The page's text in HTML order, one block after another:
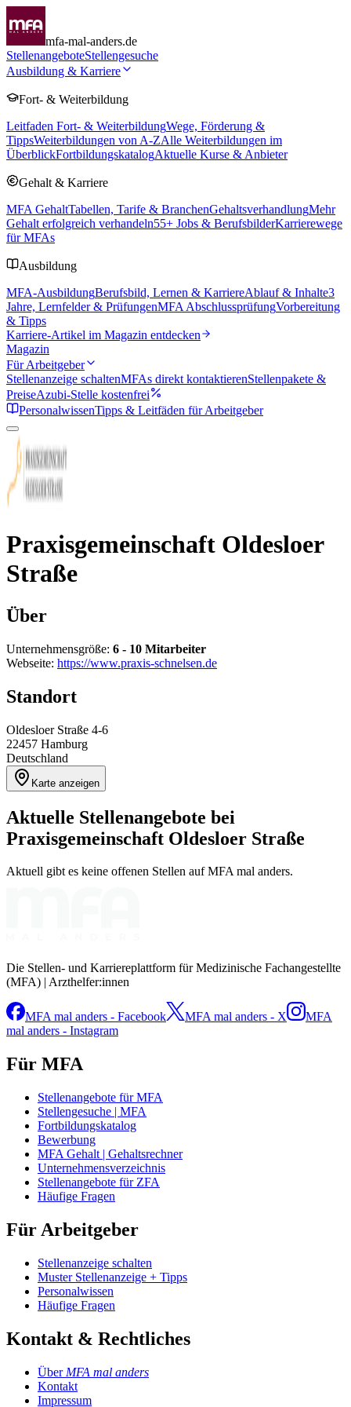
mfa-mal-anders.de
StellenangeboteStellengesuche
Ausbildung & Karriere
Fort- & Weiterbildung
Leitfaden Fort- & WeiterbildungWege, Förderung &
TippsWeiterbildungen von A-ZAlle Weiterbildungen im
ÜberblickFortbildungskatalogAktuelle Kurse & Anbieter
Gehalt & Karriere
MFA GehaltTabellen, Tarife & BranchenGehaltsverhandlungMehr
Gehalt erfolgreich verhandeln55+ Jobs & BerufsbilderKarrierewege
für MFAs
Ausbildung
MFA-AusbildungBerufsbild, Lernen & KarriereAblauf & Inhalte3
Jahre, Lernfelder & PrüfungenMFA AbschlussprüfungVorbereitung
& Tipps
Karriere-Artikel im Magazin entdecken
Magazin
Für Arbeitgeber
Stellenanzeige schaltenMFAs direkt kontaktierenStellenpakete &
PreiseAzubi-Stelle kostenfrei
PersonalwissenTipps & Leitfäden für Arbeitgeber
Praxisgemeinschaft Oldesloer
Straße
Über
Unternehmensgröße: 6 - 10 Mitarbeiter
Webseite: https://www.praxis-schnelsen.de
Standort
Oldesloer Straße 4-6
22457 Hamburg
Deutschland
Karte anzeigen
Aktuelle Stellenangebote bei
Praxisgemeinschaft Oldesloer Straße
Aktuell gibt es keine offenen Stellen auf MFA mal anders.
Die Stellen- und Karriereplattform für Medizinische Fachangestellte
(MFA) | Arzthelfer:innen
MFA mal anders - Facebook MFA mal anders - X
MFA
mal anders - Instagram
Für MFA
Stellenangebote für MFA
Stellengesuche | MFA
Fortbildungskatalog
Bewerbung
MFA Gehalt | Gehaltsrechner
Unternehmensverzeichnis
Stellenangebote für ZFA
Häufige Fragen
Für Arbeitgeber
Stellenanzeige schalten
Muster Stellenanzeige + Tipps
Personalwissen
Häufige Fragen
Kontakt & Rechtliches
Über MFA mal anders
Kontakt
Impressum